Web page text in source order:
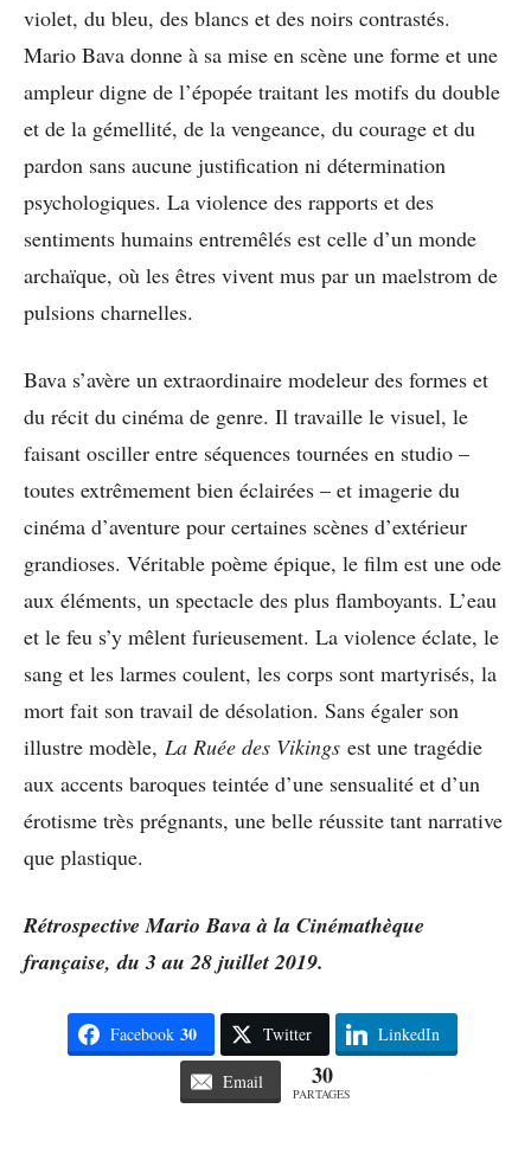
violet, du bleu, des blancs et des noirs contrastés.
Mario Bava donne à sa mise en scène une forme et une
ampleur digne de l’épopée traitant les motifs du double
et de la gémellité, de la vengeance, du courage et du
pardon sans aucune justification ni détermination
psychologiques. La violence des rapports et des
sentiments humains entremêlés est celle d’un monde
archaïque, où les êtres vivent mus par un maelstrom de
pulsions charnelles.
Bava s’avère un extraordinaire modeleur des formes et
du récit du cinéma de genre. Il travaille le visuel, le
faisant osciller entre séquences tournées en studio –
toutes extrêmement bien éclairées – et imagerie du
cinéma d’aventure pour certaines scènes d’extérieur
grandioses. Véritable poème épique, le film est une ode
aux éléments, un spectacle des plus flamboyants. L’eau
et le feu s’y mêlent furieusement. La violence éclate, le
sang et les larmes coulent, les corps sont martyrisés, la
mort fait son travail de désolation. Sans égaler son
illustre modèle, La Ruée des Vikings est une tragédie
aux accents baroques teintée d’une sensualité et d’un
érotisme très prégnants, une belle réussite tant narrative
que plastique.
Rétrospective Mario Bava à la Cinémathèque
française, du 3 au 28 juillet 2019.
Facebook 30 Twitter LinkedIn
Email 30
PARTAGES